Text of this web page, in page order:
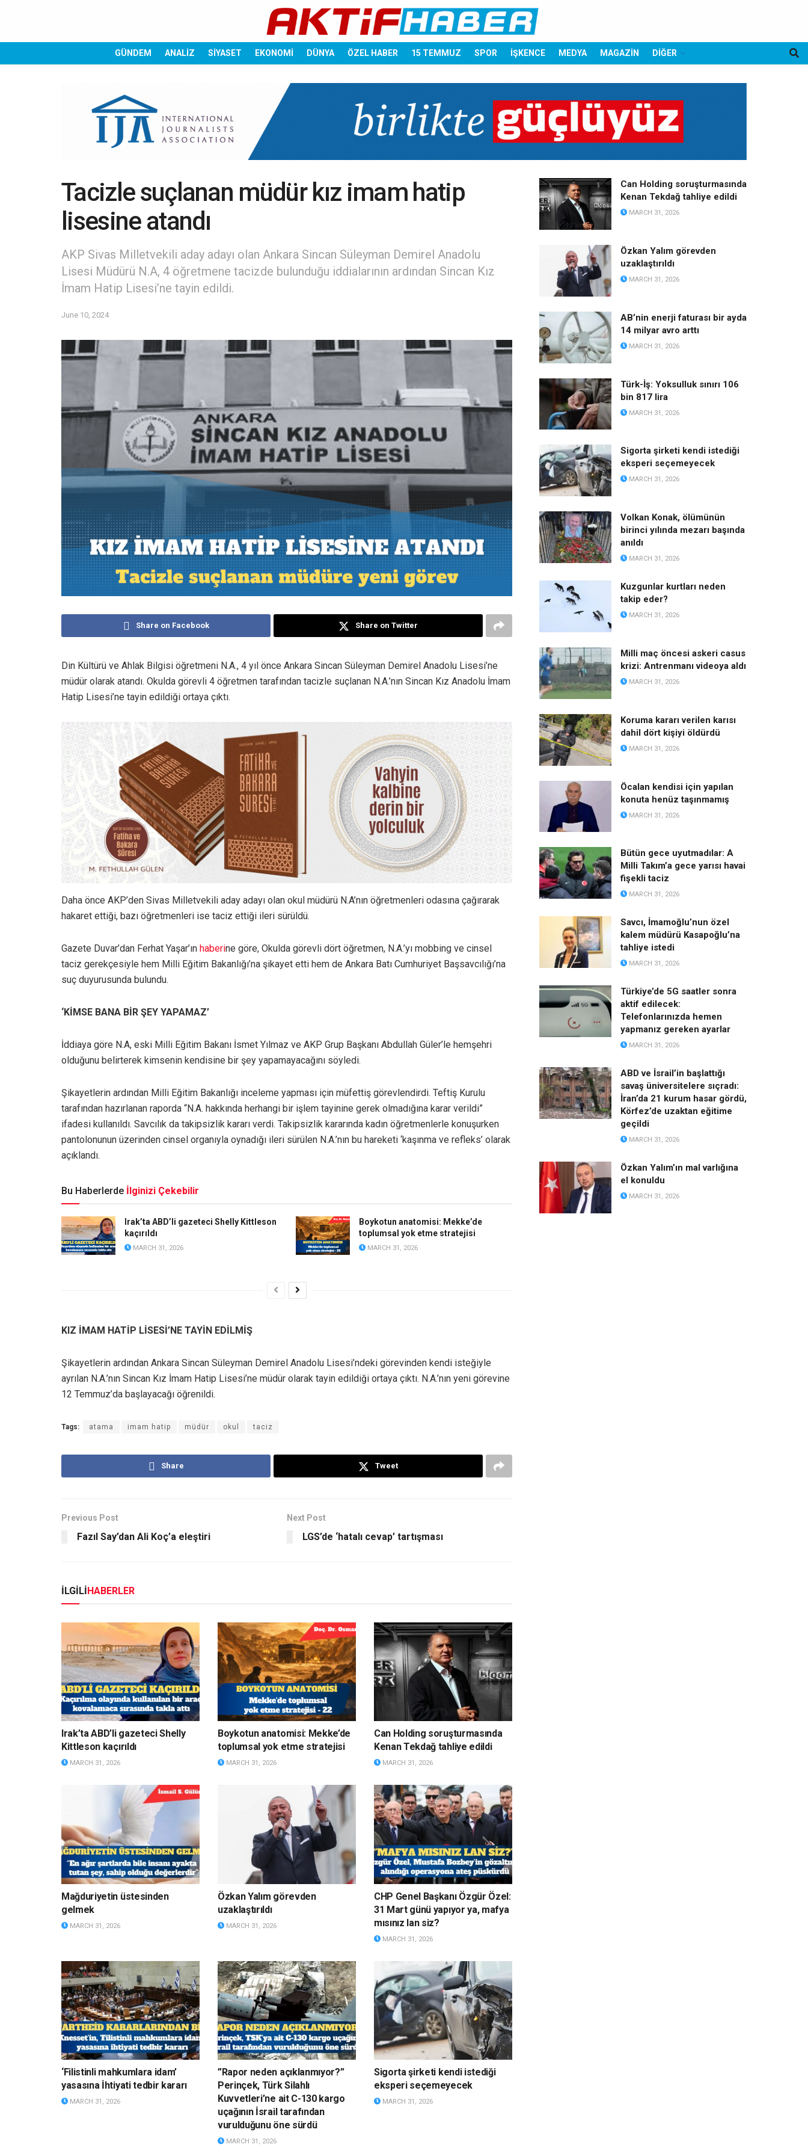
GÜNDEM ANALİZ SİYASET EKONOMİ DÜNYA ÖZEL HABER 15 TEMMUZ SPOR İŞKENCE MEDYA MAGAZİN DİĞER
Tacizle suçlanan müdür kız imam hatip
lisesine atandı
AKP Sivas Milletvekili aday adayı olan Ankara Sincan Süleyman Demirel Anadolu
Lisesi Müdürü N.A, 4 öğretmene tacizde bulunduğu iddialarının ardından Sincan Kız
İmam Hatip Lisesi’ne tayin edildi.
June 10, 2024
Share on Facebook Share on Twitter
Din Kültürü ve Ahlak Bilgisi öğretmeni N.A., 4 yıl önce Ankara Sincan Süleyman Demirel Anadolu Lisesi’ne
müdür olarak atandı. Okulda görevli 4 öğretmen tarafından tacizle suçlanan N.A.’nın Sincan Kız Anadolu İmam
Hatip Lisesi’ne tayin edildiği ortaya çıktı.
Daha önce AKP’den Sivas Milletvekili aday adayı olan okul müdürü N.A’nın öğretmenleri odasına çağırarak
hakaret ettiği, bazı öğretmenleri ise taciz ettiği ileri sürüldü.
Gazete Duvar’dan Ferhat Yaşar’ın haberine göre, Okulda görevli dört öğretmen, N.A.’yı mobbing ve cinsel
taciz gerekçesiyle hem Milli Eğitim Bakanlığı’na şikayet etti hem de Ankara Batı Cumhuriyet Başsavcılığı’na
suç duyurusunda bulundu.
‘KİMSE BANA BİR ŞEY YAPAMAZ’
İddiaya göre N.A, eski Milli Eğitim Bakanı İsmet Yılmaz ve AKP Grup Başkanı Abdullah Güler’le hemşehri
olduğunu belirterek kimsenin kendisine bir şey yapamayacağını söyledi.
Şikayetlerin ardından Milli Eğitim Bakanlığı inceleme yapması için müfettiş görevlendirdi. Teftiş Kurulu
tarafından hazırlanan raporda “N.A. hakkında herhangi bir işlem tayinine gerek olmadığına karar verildi”
ifadesi kullanıldı. Savcılık da takipsizlik kararı verdi. Takipsizlik kararında kadın öğretmenlerle konuşurken
pantolonunun üzerinden cinsel organıyla oynadığı ileri sürülen N.A.’nın bu hareketi ‘kaşınma ve refleks’ olarak
açıklandı.
Bu Haberlerde İlginizi Çekebilir
Irak’ta ABD’li gazeteci Shelly Kittleson
kaçırıldı
MARCH 31, 2026
Boykotun anatomisi: Mekke’de
toplumsal yok etme stratejisi
MARCH 31, 2026
KIZ İMAM HATİP LİSESİ’NE TAYİN EDİLMİŞ
Şikayetlerin ardından Ankara Sincan Süleyman Demirel Anadolu Lisesi’ndeki görevinden kendi isteğiyle
ayrılan N.A.’nın Sincan Kız İmam Hatip Lisesi’ne müdür olarak tayin edildiği ortaya çıktı. N.A.’nın yeni görevine
12 Temmuz’da başlayacağı öğrenildi.
Tags: atama imam hatip müdür okul taciz
Share Tweet
Previous Post
Fazıl Say’dan Ali Koç’a eleştiri
Next Post
LGS’de ‘hatalı cevap’ tartışması
İLGİLİHABERLER
Irak’ta ABD’li gazeteci Shelly
Kittleson kaçırıldı
MARCH 31, 2026
Boykotun anatomisi: Mekke’de
toplumsal yok etme stratejisi
MARCH 31, 2026
Can Holding soruşturmasında
Kenan Tekdağ tahliye edildi
MARCH 31, 2026
Mağduriyetin üstesinden
gelmek
MARCH 31, 2026
Özkan Yalım görevden
uzaklaştırıldı
MARCH 31, 2026
CHP Genel Başkanı Özgür Özel:
31 Mart günü yapıyor ya, mafya
mısınız lan siz?
MARCH 31, 2026
‘Filistinli mahkumlara idam’
yasasına İhtiyati tedbir kararı
MARCH 31, 2026
”Rapor neden açıklanmıyor?”
Perinçek, Türk Silahlı
Kuvvetleri’ne ait C-130 kargo
uçağının İsrail tarafından
vurulduğunu öne sürdü
MARCH 31, 2026
Sigorta şirketi kendi istediği
eksperi seçemeyecek
MARCH 31, 2026
Can Holding soruşturmasında
Kenan Tekdağ tahliye edildi
MARCH 31, 2026
Özkan Yalım görevden
uzaklaştırıldı
MARCH 31, 2026
AB’nin enerji faturası bir ayda
14 milyar avro arttı
MARCH 31, 2026
Türk-İş: Yoksulluk sınırı 106
bin 817 lira
MARCH 31, 2026
Sigorta şirketi kendi istediği
eksperi seçemeyecek
MARCH 31, 2026
Volkan Konak, ölümünün
birinci yılında mezarı başında
anıldı
MARCH 31, 2026
Kuzgunlar kurtları neden
takip eder?
MARCH 31, 2026
Milli maç öncesi askeri casus
krizi: Antrenmanı videoya aldı
MARCH 31, 2026
Koruma kararı verilen karısı
dahil dört kişiyi öldürdü
MARCH 31, 2026
Öcalan kendisi için yapılan
konuta henüz taşınmamış
MARCH 31, 2026
Bütün gece uyutmadılar: A
Milli Takım’a gece yarısı havai
fişekli taciz
MARCH 31, 2026
Savcı, İmamoğlu’nun özel
kalem müdürü Kasapoğlu’na
tahliye istedi
MARCH 31, 2026
Türkiye’de 5G saatler sonra
aktif edilecek:
Telefonlarınızda hemen
yapmanız gereken ayarlar
MARCH 31, 2026
ABD ve İsrail’in başlattığı
savaş üniversitelere sıçradı:
İran’da 21 kurum hasar gördü,
Körfez’de uzaktan eğitime
geçildi
MARCH 31, 2026
Özkan Yalım’ın mal varlığına
el konuldu
MARCH 31, 2026